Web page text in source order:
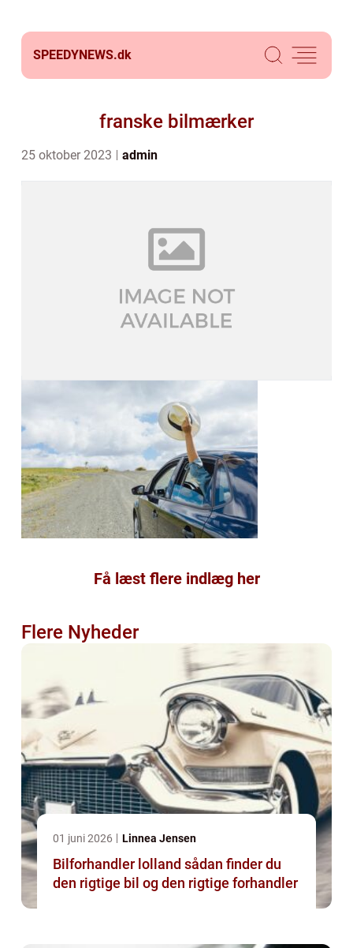
SPEEDYNEWS.dk
franske bilmærker
25 oktober 2023 admin
Få læst flere indlæg her
Flere Nyheder
01 juni 2026 Linnea Jensen
Bilforhandler lolland sådan finder du
den rigtige bil og den rigtige forhandler